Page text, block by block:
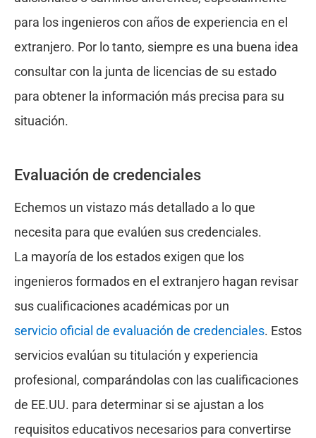
para los ingenieros con años de experiencia en el
extranjero. Por lo tanto, siempre es una buena idea
consultar con la junta de licencias de su estado
para obtener la información más precisa para su
situación.
Evaluación de credenciales
Echemos un vistazo más detallado a lo que
necesita para que evalúen sus credenciales.
La mayoría de los estados exigen que los
ingenieros formados en el extranjero hagan revisar
sus cualificaciones académicas por un
servicio oficial de evaluación de credenciales. Estos
servicios evalúan su titulación y experiencia
profesional, comparándolas con las cualificaciones
de EE.UU. para determinar si se ajustan a los
requisitos educativos necesarios para convertirse